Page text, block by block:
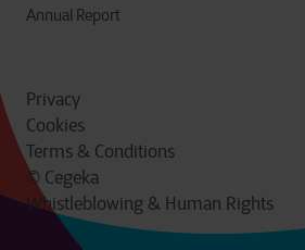
Annual Report
Privacy
Cookies
Terms & Conditions
© Cegeka
Whistleblowing & Human Rights